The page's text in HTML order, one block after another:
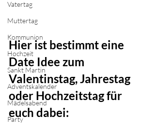
Vatertag
Muttertag
Kommunion
Hochzeit
Sankt Martin
Adventskalender
Mädelsabend
Party
Hier ist bestimmt eine
Date Idee zum
Valentinstag, Jahrestag
oder Hochzeitstag für
euch dabei: